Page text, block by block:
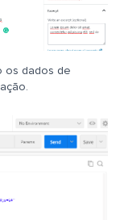
os dados de